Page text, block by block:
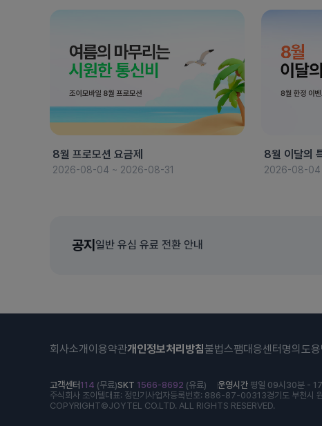
8월 프로모션 요금제
2026-08-04 ~ 2026-08-31
8월 이달의
2026-08-04
공지 일반 유심 유료 전환 안내
회사소개 이용약관개인정보처리방침불법스팸대응센터 명의도
고객센터 114 (무료)SKT 1566-8692 (유료) 운영시간 평일 09시30분 -
주식회사 조이텔대표: 정민기 사업자등록번호: 886-87-00313경기도 부천시
COPYRIGHT©JOYTEL CO.LTD. ALL RIGHTS RESERVED.